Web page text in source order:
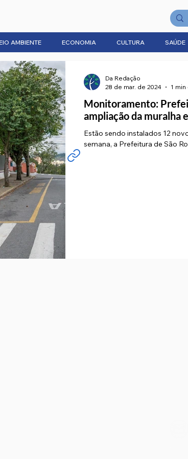
AMBIENTE ECONOMIA CULTURA SAÚDE
Monitoramento:
ampliação da muralha
Estão sendo instalados 12
semana, a Prefeitura de São
Da Redação
28 de mar. de 2024
1